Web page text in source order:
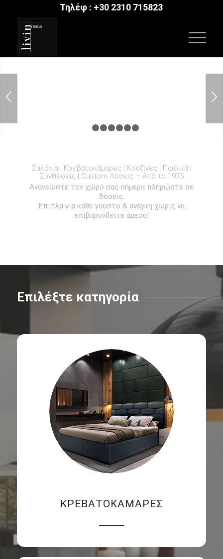
Τηλέφ : +30 2310 715823
1
Σαλόνια | Κρεβατοκάμαρες | Κουζίνες | Παιδικά |
Συνθέσεις | Custom Λύσεις – Από το 1975
Ανανεώστε τον χώρο σας σήμερα πληρώστε σε
δόσεις.
Έπιπλα για κάθε γούστο & ανάγκη χωρίς να
επιβαρυνθείτε άμεσα!
Επιλέξτε κατηγορία
ΚΡΕΒΑΤΟΚΑΜΑΡΕΣ